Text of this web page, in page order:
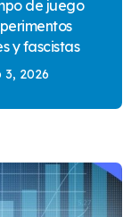
de juego
y fascistas
3, 2026